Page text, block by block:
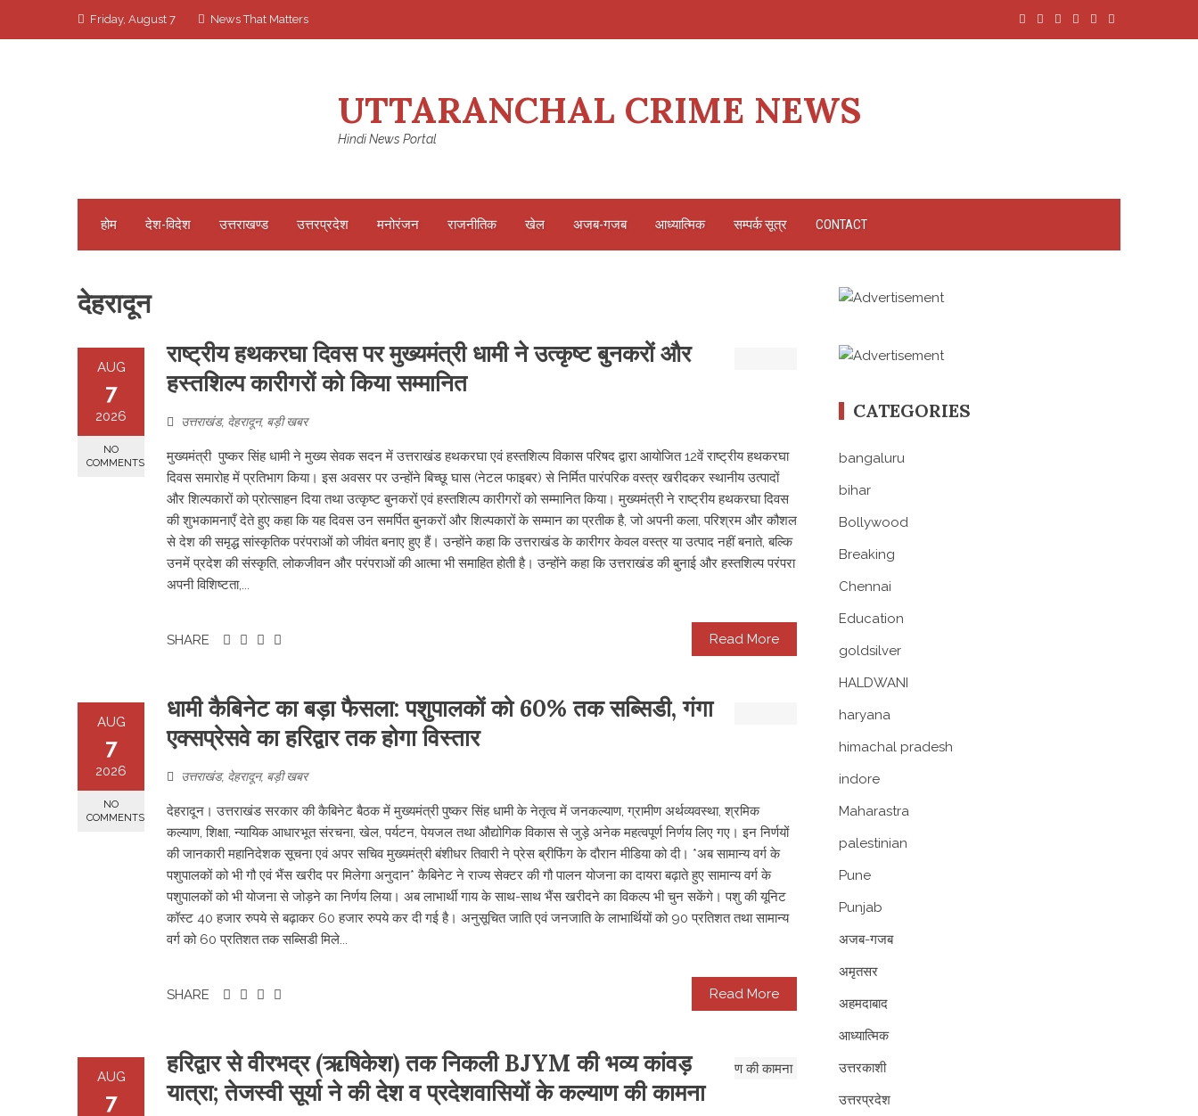
Friday, August 7 News That Matters
UTTARANCHAL CRIME NEWS
Hindi News Portal
होम देश-विदेश उत्तराखण्ड उत्तरप्रदेश मनोरंजन राजनीतिक खेल अजब-गजब आध्यात्मिक सम्पर्क सूत्र CONTACT
देहरादून
AUG
7
2026
NO
COMMENTS
राष्ट्रीय हथकरघा दिवस पर मुख्यमंत्री धामी ने उत्कृष्ट बुनकरों और
हस्तशिल्प कारीगरों को किया सम्मानित
उत्तराखंड, देहरादून, बड़ी खबर
मुख्यमंत्री पुष्कर सिंह धामी ने मुख्य सेवक सदन में उत्तराखंड हथकरघा एवं हस्तशिल्प विकास परिषद द्वारा आयोजित 12वें राष्ट्रीय हथकरघा
दिवस समारोह में प्रतिभाग किया। इस अवसर पर उन्होंने बिच्छू घास (नेटल फाइबर) से निर्मित पारंपरिक वस्त्र खरीदकर स्थानीय उत्पादों
और शिल्पकारों को प्रोत्साहन दिया तथा उत्कृष्ट बुनकरों एवं हस्तशिल्प कारीगरों को सम्मानित किया। मुख्यमंत्री ने राष्ट्रीय हथकरघा दिवस
की शुभकामनाएँ देते हुए कहा कि यह दिवस उन समर्पित बुनकरों और शिल्पकारों के सम्मान का प्रतीक है, जो अपनी कला, परिश्रम और कौशल
से देश की समृद्ध सांस्कृतिक परंपराओं को जीवंत बनाए हुए हैं। उन्होंने कहा कि उत्तराखंड के कारीगर केवल वस्त्र या उत्पाद नहीं बनाते, बल्कि
उनमें प्रदेश की संस्कृति, लोकजीवन और परंपराओं की आत्मा भी समाहित होती है। उन्होंने कहा कि उत्तराखंड की बुनाई और हस्तशिल्प परंपरा
अपनी विशिष्टता,...
Read More
SHARE
AUG
7
2026
NO
COMMENTS
​धामी कैबिनेट का बड़ा फैसला: पशुपालकों को 60% तक सब्सिडी, गंगा
एक्सप्रेसवे का हरिद्वार तक होगा विस्तार
उत्तराखंड, देहरादून, बड़ी खबर
देहरादून। उत्तराखंड सरकार की कैबिनेट बैठक में मुख्यमंत्री पुष्कर सिंह धामी के नेतृत्व में जनकल्याण, ग्रामीण अर्थव्यवस्था, श्रमिक
कल्याण, शिक्षा, न्यायिक आधारभूत संरचना, खेल, पर्यटन, पेयजल तथा औद्योगिक विकास से जुड़े अनेक महत्वपूर्ण निर्णय लिए गए। इन निर्णयों
की जानकारी महानिदेशक सूचना एवं अपर सचिव मुख्यमंत्री बंशीधर तिवारी ने प्रेस ब्रीफिंग के दौरान मीडिया को दी। *अब सामान्य वर्ग के
पशुपालकों को भी गौ एवं भैंस खरीद पर मिलेगा अनुदान* कैबिनेट ने राज्य सेक्टर की गौ पालन योजना का दायरा बढ़ाते हुए सामान्य वर्ग के
पशुपालकों को भी योजना से जोड़ने का निर्णय लिया। अब लाभार्थी गाय के साथ-साथ भैंस खरीदने का विकल्प भी चुन सकेंगे। पशु की यूनिट
कॉस्ट 40 हजार रुपये से बढ़ाकर 60 हजार रुपये कर दी गई है। अनुसूचित जाति एवं जनजाति के लाभार्थियों को 90 प्रतिशत तथा सामान्य
वर्ग को 60 प्रतिशत तक सब्सिडी मिले...
Read More
SHARE
AUG
7
​हरिद्वार से वीरभद्र (ऋषिकेश) तक निकली BJYM की भव्य कांवड़
यात्रा; तेजस्वी सूर्या ने की देश व प्रदेशवासियों के कल्याण की कामना
CATEGORIES
bangaluru
bihar
Bollywood
Breaking
Chennai
Education
goldsilver
HALDWANI
haryana
himachal pradesh
indore
Maharastra
palestinian
Pune
Punjab
अजब-गजब
अमृतसर
अहमदाबाद
आध्यात्मिक
उत्तरकाशी
उत्तरप्रदेश